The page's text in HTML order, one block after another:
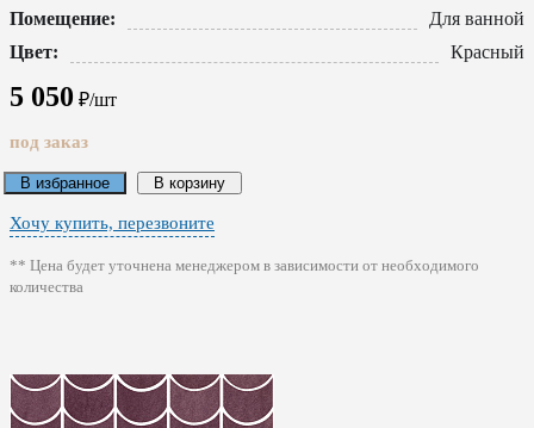
Помещение:
Для ванной
Цвет:
Красный
5 050 ₽/шт
под заказ
В избранное В корзину
Хочу купить, перезвоните
** Цена будет уточнена менеджером в зависимости от необходимого
количества